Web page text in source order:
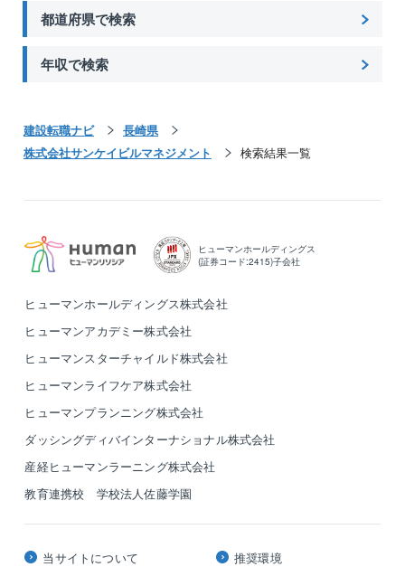
都道府県で検索
年収で検索
建設転職ナビ
長崎県
株式会社サンケイビルマネジメント
検索結果一覧
ヒューマンホールディングス
(証券コード:2415)子会社
ヒューマンホールディングス株式会社
ヒューマンアカデミー株式会社
ヒューマンスターチャイルド株式会社
ヒューマンライフケア株式会社
ヒューマンプランニング株式会社
ダッシングディバインターナショナル株式会社
産経ヒューマンラーニング株式会社
教育連携校 学校法人佐藤学園
当サイトについて
推奨環境